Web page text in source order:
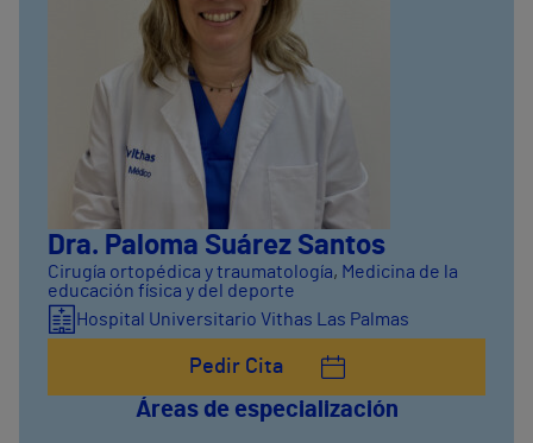
Dra. Paloma Suárez Santos
Cirugía ortopédica y traumatología, Medicina de la
educación física y del deporte
Hospital Universitario Vithas Las Palmas
Pedir Cita
Áreas de especialización